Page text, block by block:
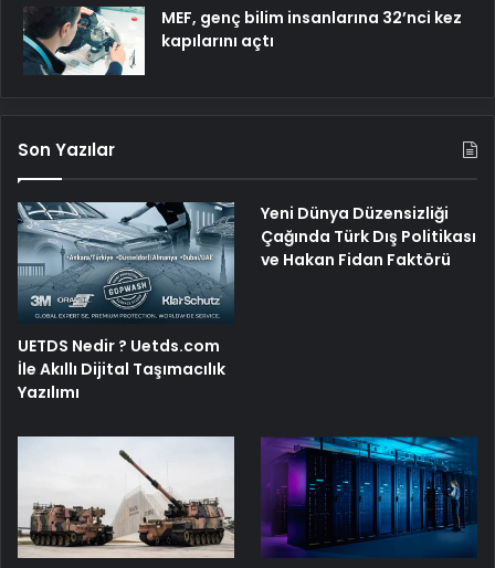
MEF, genç bilim insanlarına 32’nci kez
kapılarını açtı
Son Yazılar
UETDS Nedir ? Uetds.com
İle Akıllı Dijital Taşımacılık
Yazılımı
Yeni Dünya Düzensizliği
Çağında Türk Dış Politikası
ve Hakan Fidan Faktörü